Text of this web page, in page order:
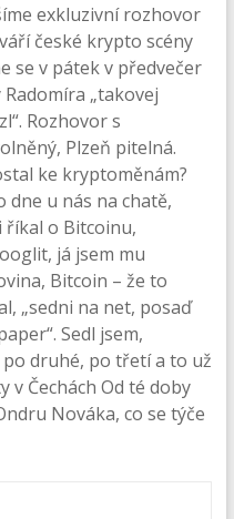
exkluzivní rozhovor
české krypto scény
se v pátek v předvečer
„takovej
Rozhovor s
Plzeň pitelná.
ke kryptoměnám?
dne u nás na chatě,
říkal o Bitcoinu,
já jsem mu
Bitcoin – že to
„sedni na net, posaď
Sedl jsem,
druhé, po třetí a to už
v Čechách Od té doby
Nováka, co se týče